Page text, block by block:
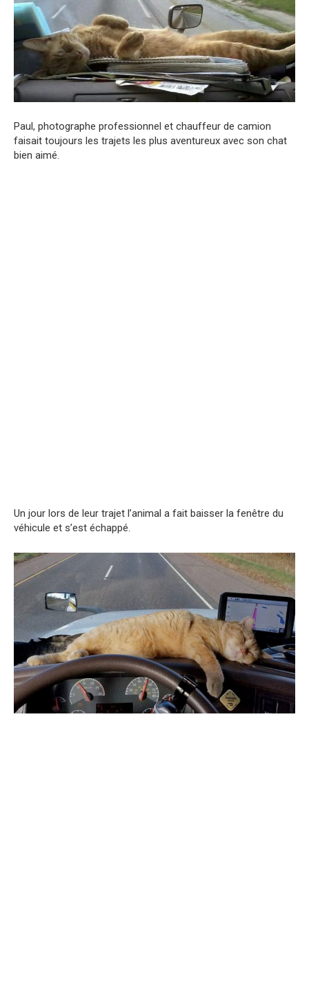
Paul, photographe professionnel et chauffeur de camion
faisait toujours les trajets les plus aventureux avec son chat
bien aimé.
Un jour lors de leur trajet l’animal a fait baisser la fenêtre du
véhicule et s’est échappé.